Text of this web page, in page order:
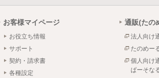
お客様マイページ
お役立ち情報
サポート
契約・請求書
各種設定
通販(たの
法人向け
たのめー
個人向け
ぱーそな